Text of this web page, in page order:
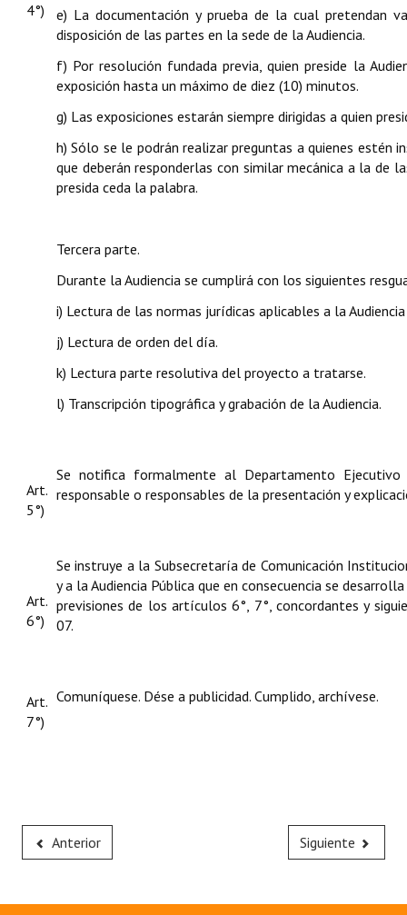
4°)
e) La documentación y prueba de la cual pretendan
disposición de las partes en la sede de la Audiencia.
f) Por resolución fundada previa, quien preside la
exposición hasta un máximo de diez (10) minutos.
g) Las exposiciones estarán siempre dirigidas a quien
h) Sólo se le podrán realizar preguntas a quienes estén
que deberán responderlas con similar mecánica a la de
presida ceda la palabra.
Tercera parte.
Durante la Audiencia se cumplirá con los siguientes
i) Lectura de las normas jurídicas aplicables a la
j) Lectura de orden del día.
k) Lectura parte resolutiva del proyecto a tratarse.
l) Transcripción tipográfica y grabación de la Audiencia.
Art.
5°)
Se notifica formalmente al Departamento
responsable o responsables de la presentación y
Art.
6°)
Se instruye a la Subsecretaría de Comunicación
y a la Audiencia Pública que en consecuencia se
previsiones de los artículos 6°, 7°, concordantes y
07.
Art.
7°)
Comuníquese. Dése a publicidad. Cumplido, archívese.
Anterior Siguiente